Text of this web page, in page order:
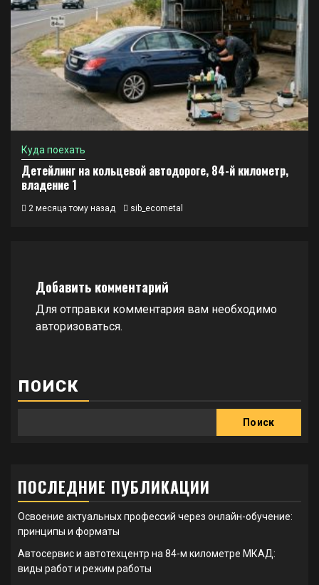
Куда поехать
Детейлинг на кольцевой автодороге, 84-й километр,
владение 1
2 месяца тому назад sib_ecometal
Добавить комментарий
Для отправки комментария вам необходимо
авторизоваться.
ПОИСК
Поиск
ПОСЛЕДНИЕ ПУБЛИКАЦИИ
Освоение актуальных профессий через онлайн-обучение:
принципы и форматы
Автосервис и автотехцентр на 84-м километре МКАД:
виды работ и режим работы